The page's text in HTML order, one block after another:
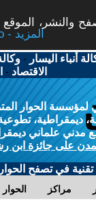
والنشر،
More info - المزيد
أنباء اليسار -
الاقتصاد -
لمؤسسة الحوار
ديمقراطية،
علماني
على جائزة ابن
في تصفح
مراكز